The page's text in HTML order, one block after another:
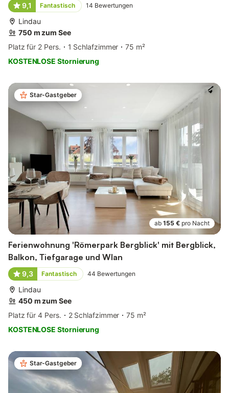
9,1 Fantastisch 14 Bewertungen
Lindau
750 m zum See
Platz für 2 Pers.
1 Schlafzimmer
75 m²
KOSTENLOSE Stornierung
Star-Gastgeber
ab 155 € pro Nacht
Ferienwohnung 'Römerpark Bergblick' mit Bergblick,
Balkon, Tiefgarage und Wlan
9,3 Fantastisch 44 Bewertungen
Lindau
450 m zum See
Platz für 4 Pers.
2 Schlafzimmer
75 m²
KOSTENLOSE Stornierung
Star-Gastgeber